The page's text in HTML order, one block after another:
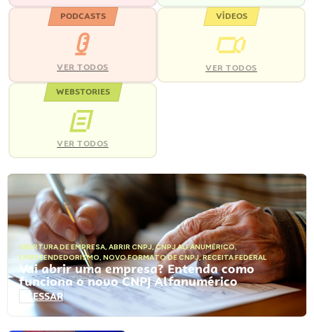
PODCASTS
VER TODOS
VÍDEOS
VER TODOS
WEBSTORIES
VER TODOS
ABERTURA DE EMPRESA, ABRIR CNPJ,CNPJ ALFANUMÉRICO,
EMPREENDEDORISMO, NOVO FORMATO DE CNPJ,RECEITA FEDERAL
Vai abrir uma empresa? Entenda como
funciona o novo CNPJ Alfanumérico
ACESSAR